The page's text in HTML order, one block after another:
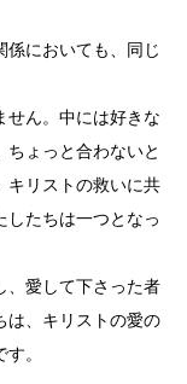
においても、同じ
ん。中には好きな
ちょっと合わないと
キリストの救いに共
したちは一つとなっ
愛して下さった者
は、キリストの愛の
。